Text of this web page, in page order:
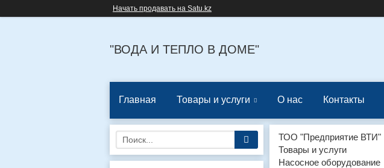
Начать продавать на Satu.kz
"ВОДА И ТЕПЛО В ДОМЕ"
Главная Товары и услуги О нас Контакты
ТОО "Предприятие ВТИ"
Товары и услуги
Насосное оборудование